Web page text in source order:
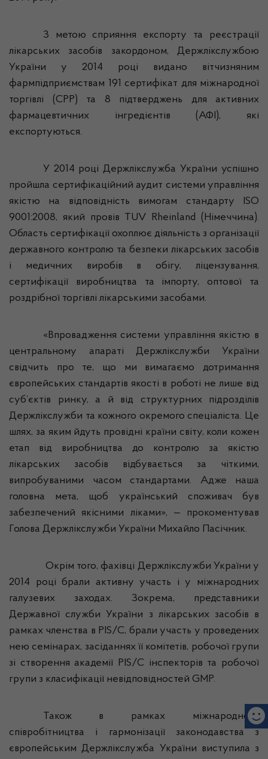
З метою сприяння експорту та реєстрації
лікарських засобів закордоном, Держлікслужбою
України у 2014 році видано вітчизняним
фармпідприємствам 191 сертифікат для міжнародної
торгівлі (СРР) та 8 підтверджень для активних
фармацевтичних інгредієнтів (АФІ), які
експортуються.
У 2014 роціДержлікслужба України успішно
пройшла сертифікаційний аудит системи управління
якістю на відповідність вимогам стандарту ISO
9001:2008, який провів TUV Rheinland (Німеччина).
Область сертифікації охоплює діяльність з організації
державного контролю та безпеки лікарських засобів
і медичних виробів в обігу, ліцензування,
сертифікації виробництва та імпорту, оптової та
роздрібної торгівлі лікарськими засобами.
«Впровадження системи управління якістю в
центральному апаратіДержлікслужби України
свідчить про те, що ми вимагаємо дотримання
європейських стандартів якості в роботі не лише від
суб’єктів ринку, а й від структурних підрозділів
Держлікслужби та кожного окремого спеціаліста. Це
шлях, за яким йдуть провідні країни світу, коли кожен
етап від виробництва до контролю за якістю
лікарських засобів відбувається за чіткими,
випробуваними часом стандартами. Адже наша
головна мета, щоб український споживач був
забезпечений якісними ліками», — прокоментував
Голова Держлікслужби України Михайло Пасічник.
Окрім того, фахівці Держлікслужби України у
2014 році брали активну участь і у міжнародних
галузевих заходах. Зокрема, представники
Державної служби України з лікарських засобів в
рамках членства в PIS/C, брали участь у проведених
нею семінарах, засіданнях її комітетів, робочої групи
зі створення академії PIS/C інспекторів та робочої
групи з класифікації невідповідностей GMP.
Також в рамках міжнародного
співробітництва і гармонізації законодавства з
європейськимДержлікслужба України виступила з